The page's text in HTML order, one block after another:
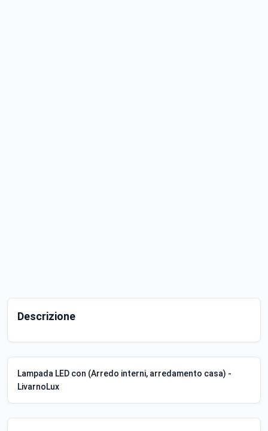
Descrizione
Lampada LED con (Arredo interni, arredamento casa) -
LivarnoLux